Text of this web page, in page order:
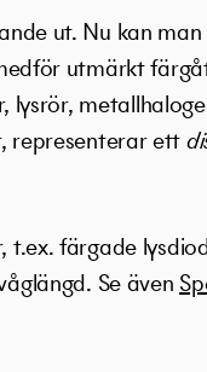
ut. Nu kan
utmärkt
lysrör,
representerar ett
t.ex. färgade
Se även